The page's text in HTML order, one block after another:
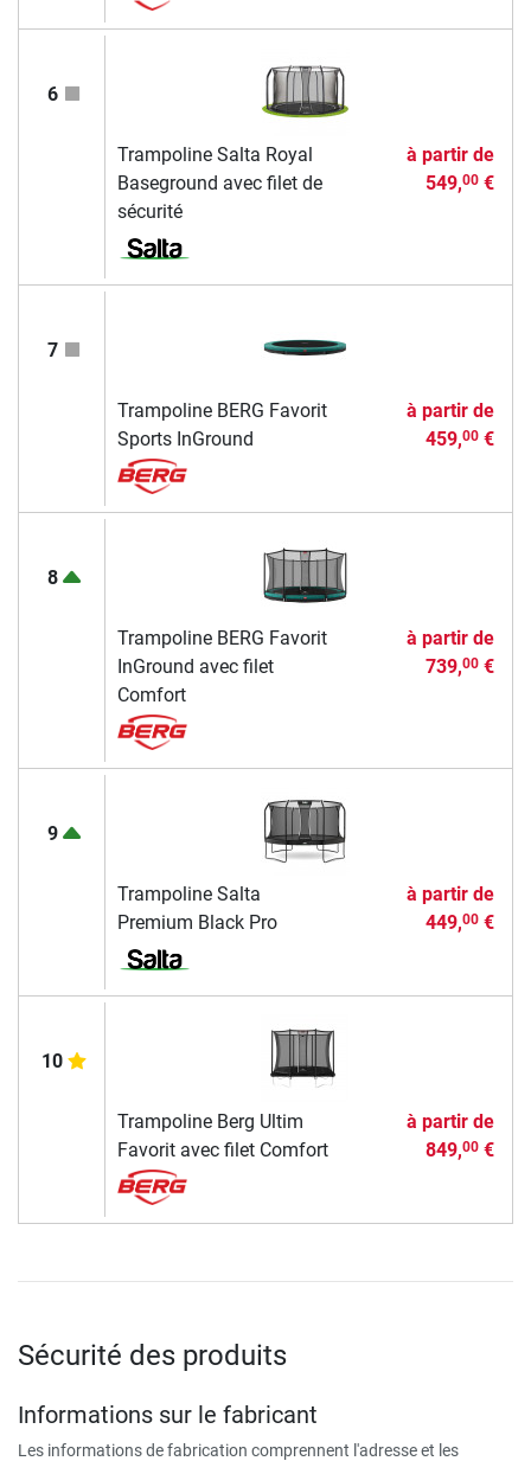
6
Trampoline Salta Royal
Baseground avec filet de
sécurité
à partir de
549,00€
7
Trampoline BERG Favorit
Sports InGround
à partir de
459,00€
8
Trampoline BERG Favorit
InGround avec filet
Comfort
à partir de
739,00€
9
Trampoline Salta
Premium Black Pro
à partir de
449,00€
10
Trampoline Berg Ultim
Favorit avec filet Comfort
à partir de
849,00€
Sécurité des produits
Informations sur le fabricant
Les informations de fabrication comprennent l'adresse et les